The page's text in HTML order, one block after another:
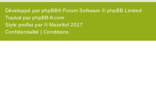
Développé parphpBB® Forum Software © phpBB Limited
Traduit parphpBB-fr.com
Style proflat par ©Mazeltof 2017
Confidentialité | Conditions